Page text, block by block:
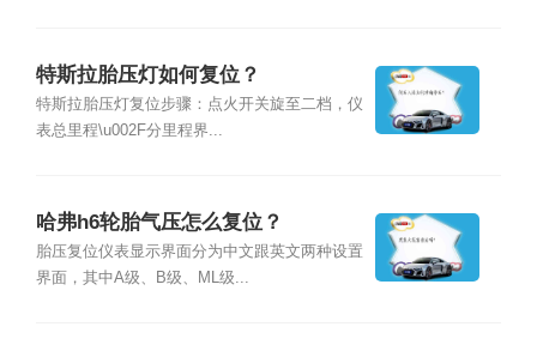
特斯拉胎压灯如何复位？
特斯拉胎压灯复位步骤：点火开关旋至二档，仪
表总里程\u002F分里程界...
哈弗h6轮胎气压怎么复位？
胎压复位仪表显示界面分为中文跟英文两种设置
界面，其中A级、B级、ML级...